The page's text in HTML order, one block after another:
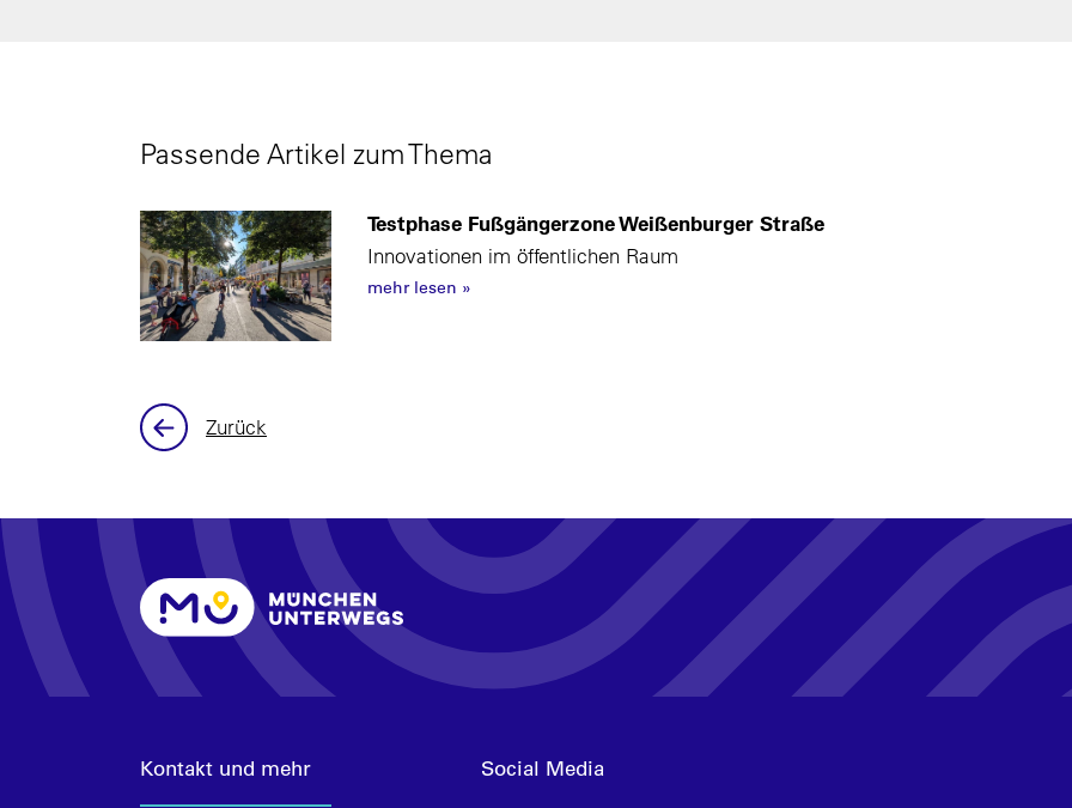
Passende Artikel zum Thema
Testphase Fußgängerzone Weißenburger Straße
Innovationen im öffentlichen Raum
mehr lesen »
Zurück
Kontakt und mehr Social Media